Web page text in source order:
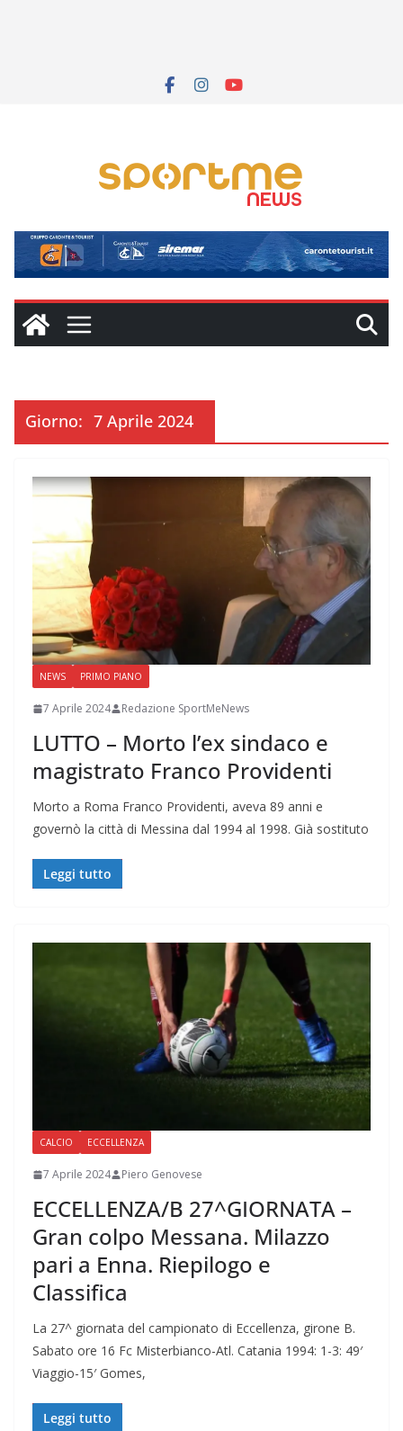
Giorno: 7 Aprile 2024
NEWS PRIMO PIANO
7 Aprile 2024 Redazione SportMeNews
LUTTO – Morto l’ex sindaco e
magistrato Franco Providenti
Morto a Roma Franco Providenti, aveva 89 anni e
governò la città di Messina dal 1994 al 1998. Già sostituto
Leggi tutto
CALCIO ECCELLENZA
7 Aprile 2024 Piero Genovese
ECCELLENZA/B 27^GIORNATA –
Gran colpo Messana. Milazzo
pari a Enna. Riepilogo e
Classifica
La 27^ giornata del campionato di Eccellenza, girone B.
Sabato ore 16 Fc Misterbianco-Atl. Catania 1994: 1-3: 49′
Viaggio-15′ Gomes,
Leggi tutto